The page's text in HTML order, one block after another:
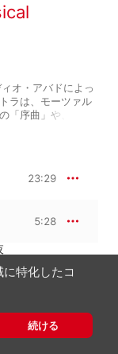
オ・アバドによっ
ラは、モーツァル
「序曲」や、ベー
マーラーの作品に
変化するムードと
アプローチは、圧
ニスト、ダニー
されており、凝縮
はまるで宙を舞う
23:29
5:28
特化したコ
続ける